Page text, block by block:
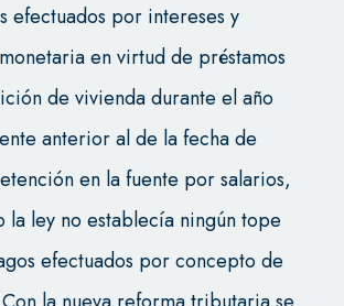
efectuados por intereses y
en virtud de préstamos
de vivienda durante el año
anterior al de la fecha de
en la fuente por salarios,
la ley no establecía ningún tope
efectuados por concepto de